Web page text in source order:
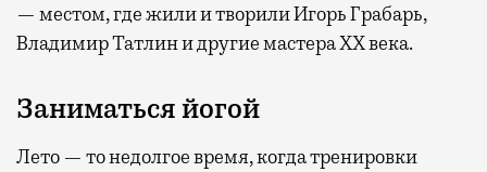
— местом, где жили и творили Игорь Грабарь,
Владимир Татлин и другие мастера XX века.
Заниматься йогой
Лето — то недолгое время, когда тренировки